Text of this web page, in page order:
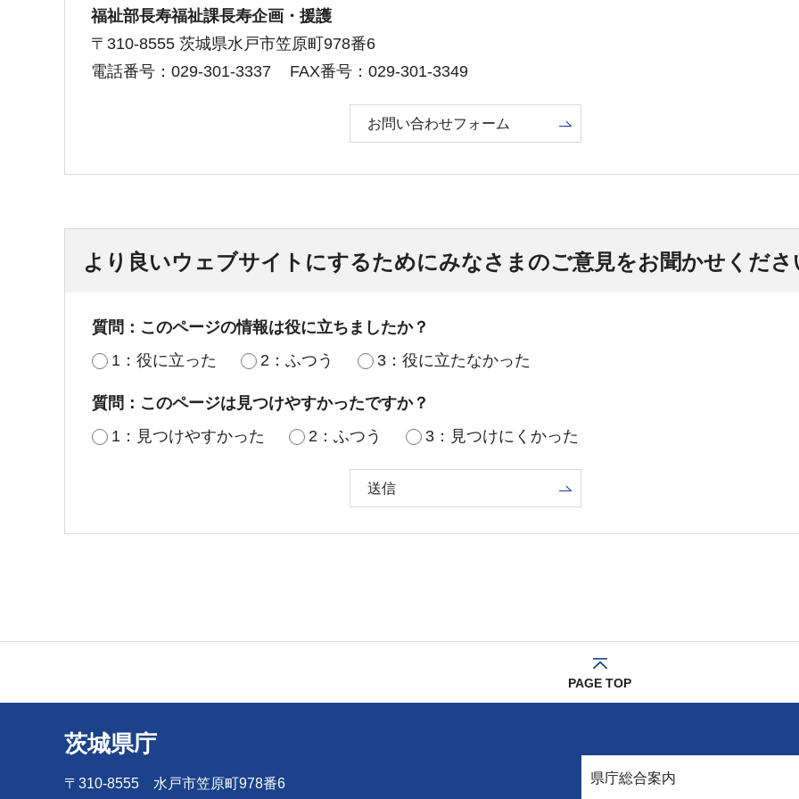
福祉部長寿福祉課長寿企画・援護
〒310-8555 茨城県水戸市笠原町978番6
電話番号：029-301-3337
FAX番号：029-301-3349
お問い合わせフォーム
より良いウェブサイトにするためにみなさまのご意見をお聞かせくださ
質問：このページの情報は役に立ちましたか？
1：役に立った
2：ふつう 3：役に立たなかった
質問：このページは見つけやすかったですか？
1：見つけやすかった
2：ふつう 3：見つけにくかった
PAGE TOP
茨城県庁
〒310-8555 水戸市笠原町978番6 県庁総合案内